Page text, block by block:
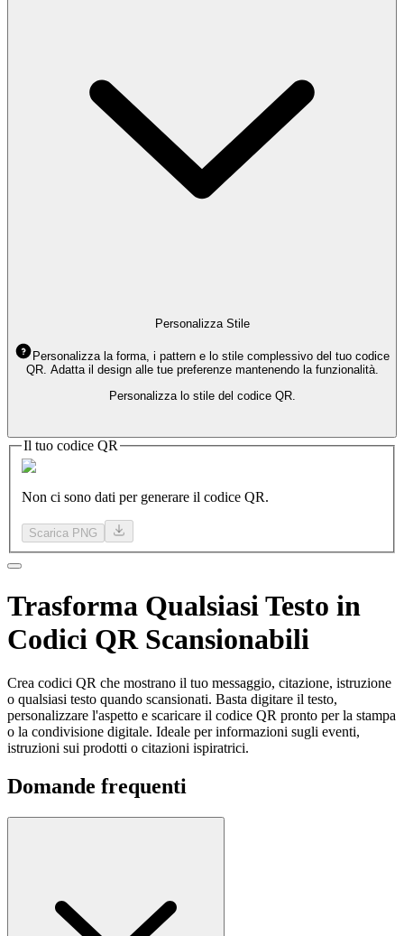
Personalizza Stile
Personalizza la forma, i pattern e lo stile complessivo del tuo codice
QR. Adatta il design alle tue preferenze mantenendo la funzionalità.
Personalizza lo stile del codice QR.
Il tuo codice QR
Non ci sono dati per generare il codice QR.
Scarica PNG
Trasforma Qualsiasi Testo in
Codici QR Scansionabili
Crea codici QR che mostrano il tuo messaggio, citazione, istruzione
o qualsiasi testo quando scansionati. Basta digitare il testo,
personalizzare l'aspetto e scaricare il codice QR pronto per la stampa
o la condivisione digitale. Ideale per informazioni sugli eventi,
istruzioni sui prodotti o citazioni ispiratrici.
Domande frequenti